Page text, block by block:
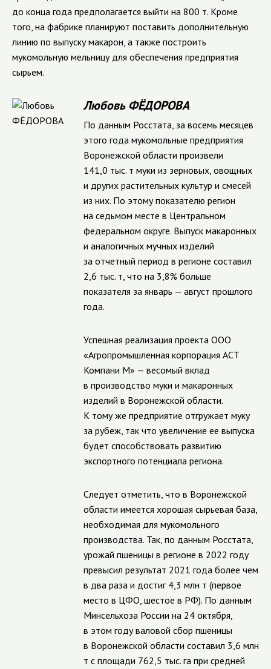
до конца года предполагается выйти на 800 т. Кроме
того, на фабрике планируют поставить дополнительную
линию по выпуску макарон, а также построить
мукомольную мельницу для обеспечения предприятия
сырьем.
Любовь ФЁДОРОВА
По данным Росстата, за восемь месяцев
этого года мукомольные предприятия
Воронежской области произвели
141,0 тыс. т муки из зерновых, овощных
и других растительных культур и смесей
из них. По этому показателю регион
на седьмом месте в Центральном
федеральном округе. Выпуск макаронных
и аналогичных мучных изделий
за отчетный период в регионе составил
2,6 тыс. т, что на 3,8% больше
показателя за январь — август прошлого
года.
Успешная реализация проекта ООО
«Агропромышленная корпорация АСТ
Компани М» — весомый вклад
в производство муки и макаронных
изделий в Воронежской области.
К тому же предприятие отгружает муку
за рубеж, так что увеличение ее выпуска
будет способствовать развитию
экспортного потенциала региона.
Следует отметить, что в Воронежской
области имеется хорошая сырьевая база,
необходимая для мукомольного
производства. Так, по данным Росстата,
урожай пшеницы в регионе в 2022 году
превысил результат 2021 года более чем
в два раза и достиг 4,3 млн т (первое
место в ЦФО, шестое в РФ). По данным
Минсельхоза России на 24 октября,
в этом году валовой сбор пшеницы
в Воронежской области составил 3,6 млн
т с площади 762,5 тыс. га при средней